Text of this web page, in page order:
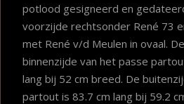
potlood gesigneerd en
voorzijde rechtsonder René 73
met René v/d Meulen in ovaal.
binnenzijde van het passe
lang bij 52 cm breed. De
partout is 83.7 cm lang bij 59.2